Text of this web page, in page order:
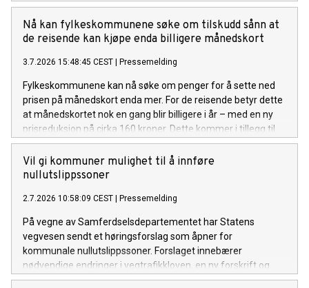
Nå kan fylkeskommunene søke om tilskudd sånn at
de reisende kan kjøpe enda billigere månedskort
3.7.2026 15:48:45 CEST Pressemelding
Fylkeskommunene kan nå søke om penger for å sette ned
prisen på månedskort enda mer. For de reisende betyr dette
at månedskortet nok en gang blir billigere i år – med en ny
prisreduksjon på cirka 160 kroner. Dette kommer i tillegg til
den forrige prisreduksjonen på om lag 100 kroner.
Vil gi kommuner mulighet til å innføre
nullutslippssoner
2.7.2026 10:58:09 CEST Pressemelding
På vegne av Samferdselsdepartementet har Statens
vegvesen sendt et høringsforslag som åpner for
kommunale nullutslippssoner. Forslaget innebærer
nødvendige endringer i vegtrafikkloven, en ny forskrift og
endringer i skiltforskriften. Formålet er blant annet å